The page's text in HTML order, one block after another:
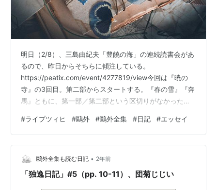
明日（2/8）、三島由紀夫「豊饒の海」の連続読書会があ
るので、昨日からそちらに傾注している。
https://peatix.com/event/4277819/view今回は『暁の
寺』の3回目。第二部からスタートする。『春の雪』『奔
馬』ともに、第一部／第二部という区切りがなかった
（第一部）と後半（第二部）とがかなりテイストが異な
っているからだろう。 第一部はむしろ本多繁邦のトラベ
ローグかつ三島の仏教論披露になっているのに対して、
第二部はだいぶストーリィテリングを回復しているか
ら。いやあ、前半は読むのが苦しかったなあ。 それに比
#ライプツィヒ #鷗外 #鷗外全集 #日記 #エッセイ
鷗外全集も読む日記 • 2年前
「独逸日記」#5（pp. 10-11）、団菊じじい